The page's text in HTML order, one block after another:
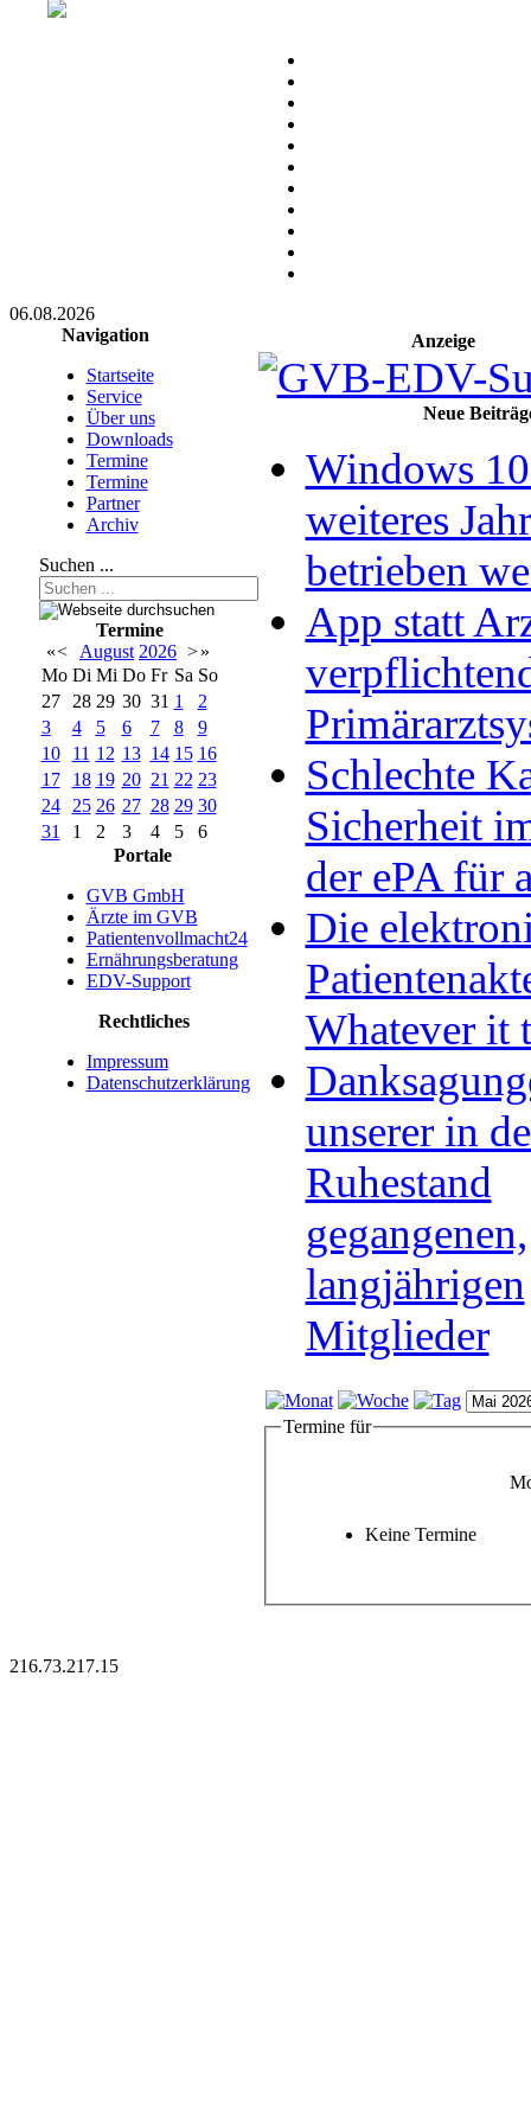
06.08.2026
Navigation
Startseite
Service
Über uns
Downloads
Termine
Termine
Partner
Archiv
Suchen ...
Termine
«< August 2026 >»
Mo Di Mi Do Fr Sa So
27
28 29 30 31 1
2
3
4 5 6 7 8
9
10
11 12 13 14 15 16
17
18 19 20 21 22 23
24
25 26 27 28 29 30
31
1 2 3 4 5
6
Portale
GVB GmbH
Ärzte im GVB
Patientenvollmacht24
Ernährungsberatung
EDV-Support
Rechtliches
Impressum
Datenschutzerklärung
Anzeige
Neue
Windows
weiteres
betrieben
App statt
Schlechte
Sicherheit
der ePA für
Die
Whatever it
unserer in
Ruhestand
gegangenen,
langjährigen
Mitglieder
Termine für
Keine Termine
216.73.217.15